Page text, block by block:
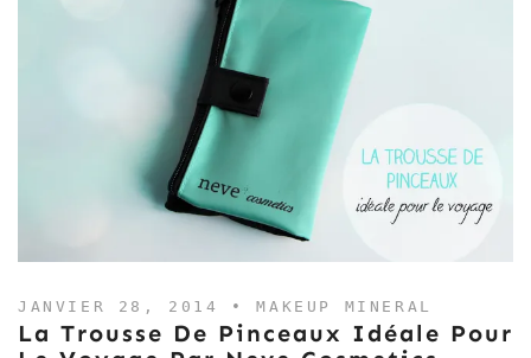
JANVIER 28, 2014 •MAKEUP MINERAL
La Trousse De Pinceaux Idéale Pour